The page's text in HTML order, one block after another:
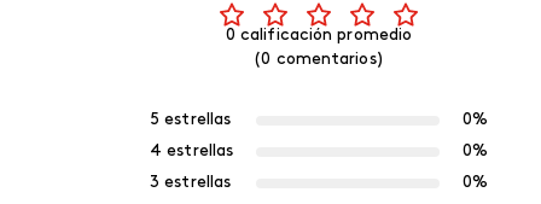
0 calificación promedio
(0 comentarios)
5 estrellas
0%
4 estrellas
0%
3 estrellas
0%